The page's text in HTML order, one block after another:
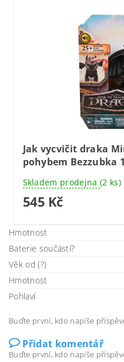
Jak vycvičit draka
pohybem Bezzubka
Skladem prodejna (2 ks)
545 Kč
Hmotnost
Baterie součástí?
Věk od (?)
Hmotnost
Pohlaví
Buďte první, kdo napíše
Přidat komentář
Buďte první, kdo napíše